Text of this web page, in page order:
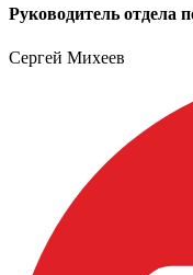
Руководитель отдела
Сергей Михеев